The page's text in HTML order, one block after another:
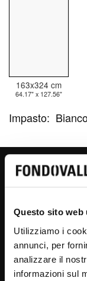
Questo sito web
Utilizziamo i
annunci, per
analizzare il
informazioni sul
163x324 cm
64.17" x 127.56"
Impasto:
STARLIT